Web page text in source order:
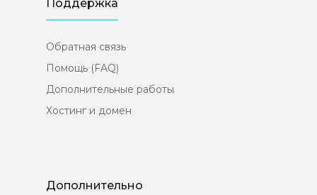
Поддержка
Обратная связь
Помощь (FAQ)
Дополнительные работы
Хостинг и домен
Дополнительно